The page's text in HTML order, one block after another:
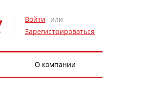
Войти
или
Зарегистрироваться
О компании